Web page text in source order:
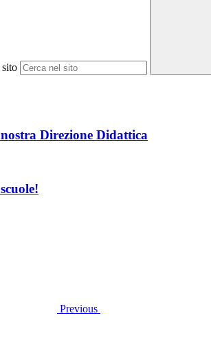
Direzione Didattica
Previous